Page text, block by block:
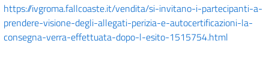
https://ivgroma.fallcoaste.it/vendita/si-invitano-i-partecipanti-a-
prendere-visione-degli-allegati-perizia-e-autocertificazioni-la-
consegna-verra-effettuata-dopo-l-esito-1515754.html